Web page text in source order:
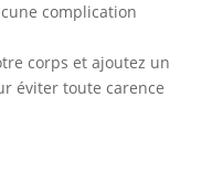
complication
corps et ajoutez un
éviter toute carence